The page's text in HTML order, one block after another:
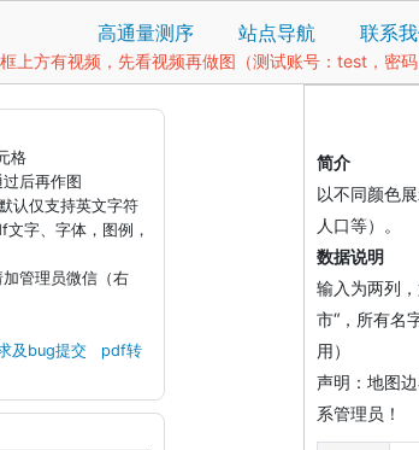
高通量测序 站点导航 联系
上方有视频，先看视频再做图（测试账号：test，密
格
后再作图
认仅支持英文字符
字、字体，图例，
管理员微信（右
及bug提交
pdf转
简介
以不同颜色
人口等）。
数据说明
输入为两列
市“，所有名
用）
声明：地图
系管理员！